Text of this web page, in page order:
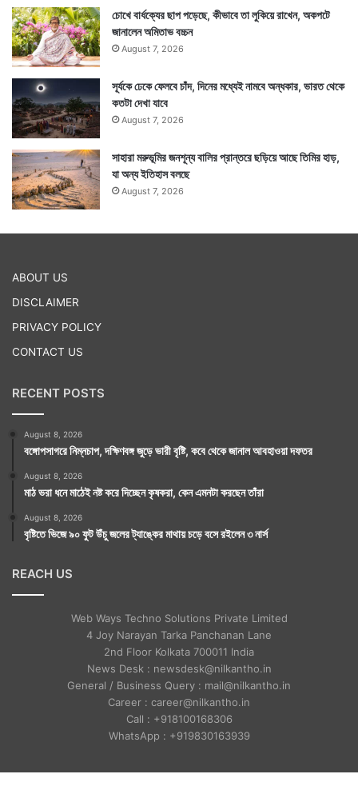
চোখে বার্ধক্যের ছাপ পড়েছে, কীভাবে তা লুকিয়ে রাখেন, অকপটে
জানালেন অমিতাভ বচ্চন
August 7, 2026
সূর্যকে ঢেকে ফেলবে চাঁদ, দিনের মধ্যেই নামবে অন্ধকার, ভারত থেকে
কতটা দেখা যাবে
August 7, 2026
সাহারা মরুভূমির জনশূন্য বালির প্রান্তরে ছড়িয়ে আছে তিমির হাড়,
যা অন্য ইতিহাস বলছে
August 7, 2026
ABOUT US
DISCLAIMER
PRIVACY POLICY
CONTACT US
RECENT POSTS
August 8, 2026
বঙ্গোপসাগরে নিম্নচাপ, দক্ষিণবঙ্গ জুড়ে ভারী বৃষ্টি, কবে থেকে জানাল আবহাওয়া দফতর
August 8, 2026
মাঠ ভরা ধনে মাঠেই নষ্ট করে দিচ্ছেন কৃষকরা, কেন এমনটা করছেন তাঁরা
August 8, 2026
বৃষ্টিতে ভিজে ৯০ ফুট উঁচু জলের ট্যাঙ্কের মাথায় চড়ে বসে রইলেন ৩ নার্স
REACH US
Web Ways Techno Solutions Private Limited
4 Joy Narayan Tarka Panchanan Lane
2nd Floor Kolkata 700011 India
News Desk : newsdesk@nilkantho.in
General / Business Query : mail@nilkantho.in
Career : career@nilkantho.in
Call : +918100168306
WhatsApp : +919830163939